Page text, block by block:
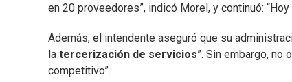
en 20 proveedores”, indicó Morel, y continuó:
Además, el intendente aseguró que su
la tercerización de servicios”. Sin embargo, no
competitivo”.